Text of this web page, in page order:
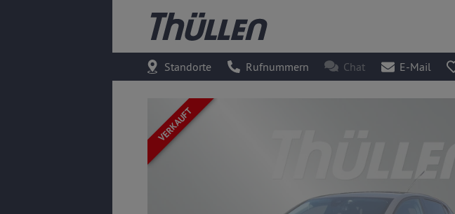
Standorte Rufnummern Chat E-Mail
VERKAUFT